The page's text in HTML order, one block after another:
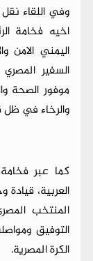
وفي اللقاء
اخيه فخامة
اليمني الامن
السفير
موفور الصحة
والرخاء في ظل
كما عبر
العربية،
المنتخب
التوفيق
الكرة المصرية.